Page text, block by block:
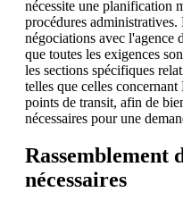
nécessite une planification
procédures administratives.
négociations avec l'agence
que toutes les exigences
les sections spécifiques
telles que celles
points de transit, afin de
nécessaires pour une
Rassemblement
nécessaires